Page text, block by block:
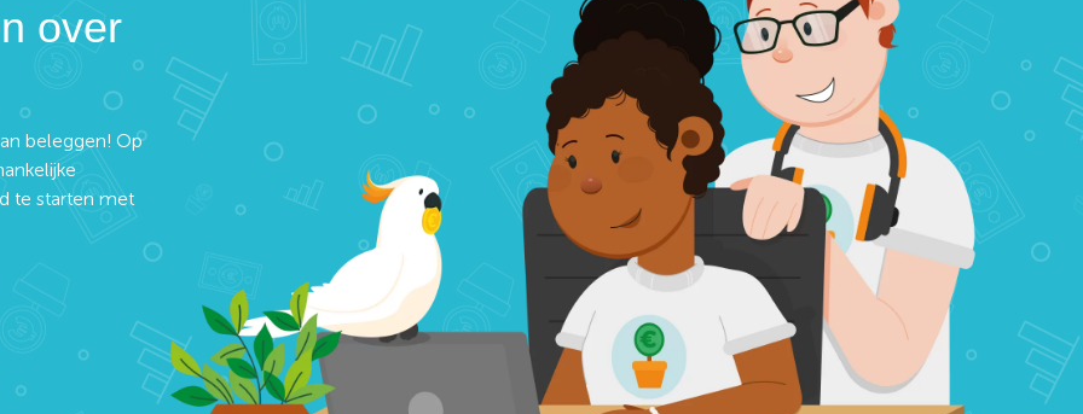
over
beleggen! Op
te starten met